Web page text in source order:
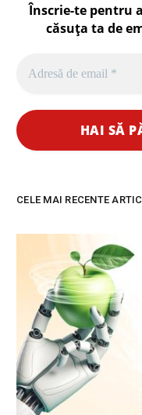
Înscrie-te pentru
căsuța ta de
CELE MAI RECENTE